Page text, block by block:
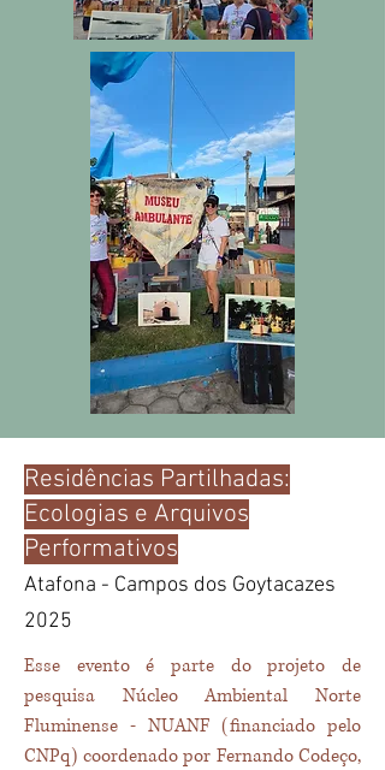
Residências Partilhadas:
Ecologias e Arquivos
Performativos
Atafona - Campos dos Goytacazes
2025
Esse evento é parte do projeto de
pesquisa Núcleo Ambiental Norte
Fluminense - NUANF (financiado pelo
CNPq) coordenado por Fernando Codeço,